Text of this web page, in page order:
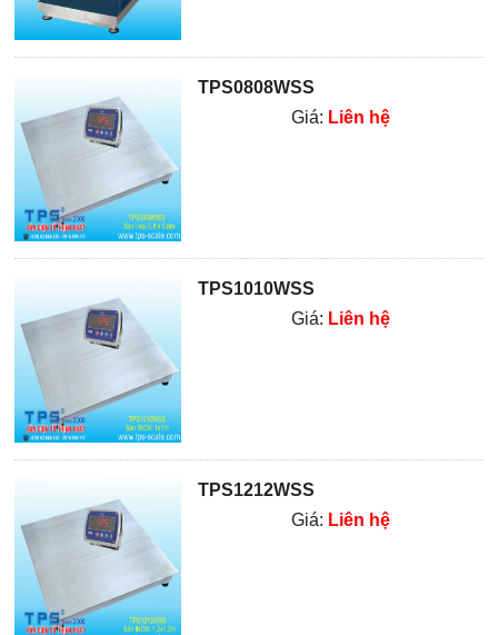
TPS0808WSS
Giá: Liên hệ
TPS1010WSS
Giá: Liên hệ
TPS1212WSS
Giá: Liên hệ